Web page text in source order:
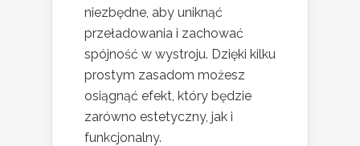
niezbędne, aby uniknąć
przeładowania i zachować
spójność w wystroju. Dzięki kilku
prostym zasadom możesz
osiągnąć efekt, który będzie
zarówno estetyczny, jak i
funkcjonalny.